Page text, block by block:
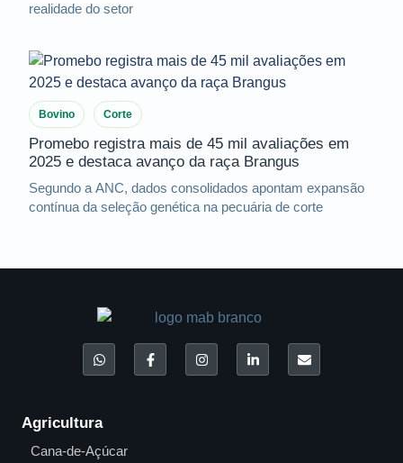
realidade do setor
Bovino Corte
Promebo registra mais de 45 mil avaliações em
2025 e destaca avanço da raça Brangus
Segundo a ANC, dados consolidados apontam expansão
contínua da seleção genética na pecuária de corte
Agricultura
Cana-de-Açúcar